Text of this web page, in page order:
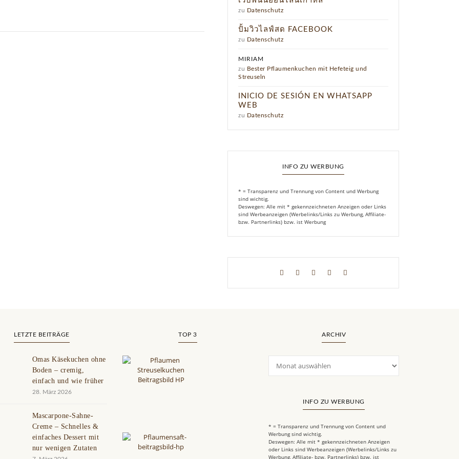
zu Datenschutz
ปั้มวิวไลฟ์สด FACEBOOK
zu Datenschutz
MIRIAM
zu Bester Pflaumenkuchen mit Hefeteig und
Streuseln
INICIO DE SESIÓN EN WHATSAPP
WEB
zu Datenschutz
INFO ZU WERBUNG
* = Transparenz und Trennung von Content und Werbung
sind wichtig.
Deswegen: Alle mit * gekennzeichneten Anzeigen oder Links
sind Werbeanzeigen (Werbelinks/Links zu Werbung, Affiliate-
bzw. Partnerlinks) bzw. ist Werbung
LETZTE BEITRÄGE
Omas Käsekuchen ohne
Boden – cremig,
einfach und wie früher
28. März 2026
Mascarpone-Sahne-
Creme – Schnelles &
einfaches Dessert mit
nur wenigen Zutaten
TOP 3 ARCHIV
INFO ZU WERBUNG
* = Transparenz und Trennung von Content und
Werbung sind wichtig.
Deswegen: Alle mit * gekennzeichneten Anzeigen
oder Links sind Werbeanzeigen (Werbelinks/Links zu
Werbung, Affiliate- bzw. Partnerlinks) bzw. ist